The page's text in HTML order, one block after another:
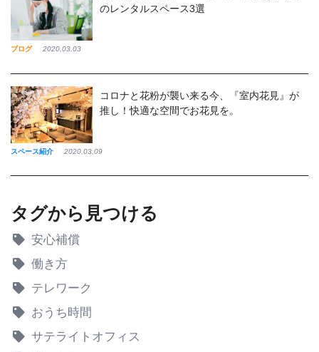
ブログ 2020,03,03
のレンタルスペース3選
スペース紹介 2020,03,09
コロナと花粉が襲い来る今、『室内花見』が
推し！快適な空間でお花見を。
タグから見つける
安心補償
働き方
テレワーク
おうち時間
サテライトオフィス